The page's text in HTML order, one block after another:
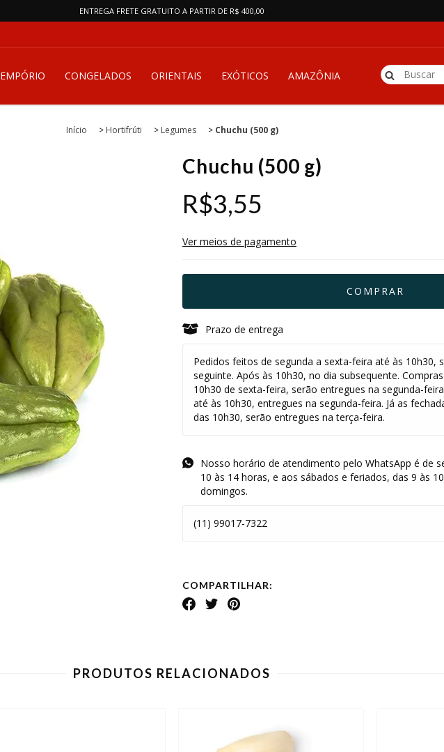
ENTREGA FRETE GRATUITO A PARTIR DE R$ 400,00
EMPÓRIO CONGELADOS ORIENTAIS EXÓTICOS AMAZÔNIA
Início > Hortifrúti > Legumes > Chuchu (500 g)
Chuchu (500 g)
R$3,55
Ver meios de pagamento
Prazo de entrega
Pedidos feitos de segunda a sexta-feira até às 10h30,
seguinte. Após às 10h30, no dia subsequente.
10h30 de sexta-feira, serão entregues na segunda-
até às 10h30, entregues na segunda-feira. Já as
das 10h30, serão entregues na terça-feira.
Nosso horário de atendimento pelo WhatsApp é de
10 às 14 horas, e aos sábados e feriados, das 9 às
domingos.
(11) 99017-7322
COMPARTILHAR:
PRODUTOS RELACIONADOS